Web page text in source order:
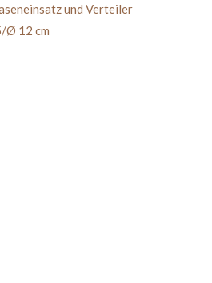
und Verteiler
Ø 12 cm